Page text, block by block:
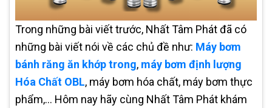
Trong những bài viết trước, Nhất Tâm Phát đã có
những bài viết nói về các chủ đề như: Máy bơm
bánh răng ăn khớp trong, máy bơm định lượng
Hóa Chất OBL, máy bơm hóa chất, máy bơm thực
phẩm,... Hôm nay hãy cùng Nhất Tâm Phát khám